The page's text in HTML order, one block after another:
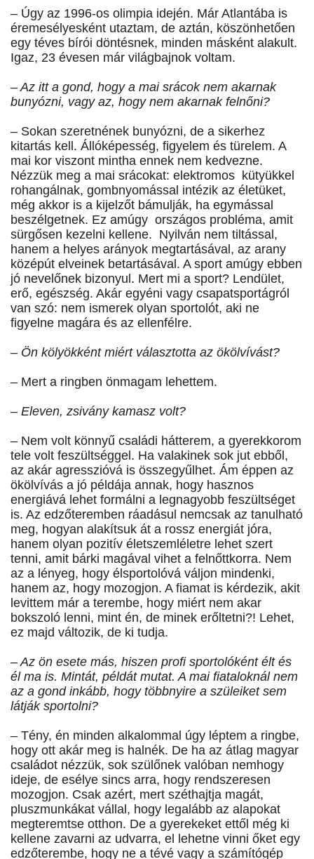
– Úgy az 1996-os olimpia idején. Már Atlantába is
éremesélyesként utaztam, de aztán, köszönhetően
egy téves bírói döntésnek, minden másként alakult.
Igaz, 23 évesen már világbajnok voltam.
– Az itt a gond, hogy a mai srácok nem akarnak
bunyózni, vagy az, hogy nem akarnak felnőni?
– Sokan szeretnének bunyózni, de a sikerhez
kitartás kell. Állóképesség, figyelem és türelem. A
mai kor viszont mintha ennek nem kedvezne.
Nézzük meg a mai srácokat: elektromos kütyükkel
rohangálnak, gombnyomással intézik az életüket,
még akkor is a kijelzőt bámulják, ha egymással
beszélgetnek. Ez amúgy országos probléma, amit
sürgősen kezelni kellene. Nyilván nem tiltással,
hanem a helyes arányok megtartásával, az arany
középút elveinek betartásával. A sport amúgy ebben
jó nevelőnek bizonyul. Mert mi a sport? Lendület,
erő, egészség. Akár egyéni vagy csapatsportágról
van szó: nem ismerek olyan sportolót, aki ne
figyelne magára és az ellenfélre.
– Ön kölyökként miért választotta az ökölvívást?
– Mert a ringben önmagam lehettem.
– Eleven, zsivány kamasz volt?
– Nem volt könnyű családi hátterem, a gyerekkorom
tele volt feszültséggel. Ha valakinek sok jut ebből,
az akár agresszióvá is összegyűlhet. Ám éppen az
ökölvívás a jó példája annak, hogy hasznos
energiává lehet formálni a legnagyobb feszültséget
is. Az edzőteremben ráadásul nemcsak az tanulható
meg, hogyan alakítsuk át a rossz energiát jóra,
hanem olyan pozitív életszemléletre lehet szert
tenni, amit bárki magával vihet a felnőttkorra. Nem
az a lényeg, hogy élsportolóvá váljon mindenki,
hanem az, hogy mozogjon. A fiamat is kérdezik, akit
levittem már a terembe, hogy miért nem akar
bokszoló lenni, mint én, de minek erőltetni?! Lehet,
ez majd változik, de ki tudja.
– Az ön esete más, hiszen profi sportolóként élt és
él ma is. Mintát, példát mutat. A mai fiataloknál nem
az a gond inkább, hogy többnyire a szüleiket sem
látják sportolni?
– Tény, én minden alkalommal úgy léptem a ringbe,
hogy ott akár meg is halnék. De ha az átlag magyar
családot nézzük, sok szülőnek valóban nemhogy
ideje, de esélye sincs arra, hogy rendszeresen
mozogjon. Csak azért, mert széthajtja magát,
pluszmunkákat vállal, hogy legalább az alapokat
megteremtse otthon. De a gyerekeket ettől még ki
kellene zavarni az udvarra, el lehetne vinni őket egy
edzőterembe, hogy ne a tévé vagy a számítógép